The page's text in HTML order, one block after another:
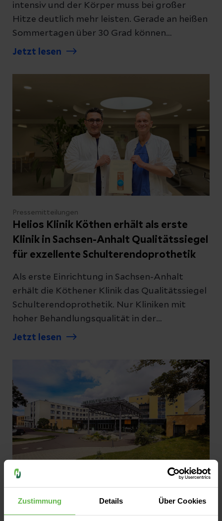
Zustimmung Details Über Cookies
intensiv und der Körper muss bei großer
Hitze deutlich mehr leisten. Gerade an heißen
Sommertagen über 30 Grad können
Kreislaufprobleme, Erschöpfung oder sogar
auftreten. Auch in der Helios Klinik Köthen
werden bei hohen Temperaturen
Patient:innen mit hitzebedingten Symptomen
medizinisch versorgt. Welche Warnzeichen
ernst zu nehmen sind und wie unser Körper
bei heißen Sommertagen unterstützt werden
kann, erklärt Dr. med. Marco Polo Peich,
Chefarzt des Notfallzentrums der Helios
Klinik Köthen.
Jetzt lesen
Pressemitteilungen
Helios Klinik Köthen erhält als erste
Klinik in Sachsen-Anhalt Qualitätssiegel
für exzellente Schulterendoprothetik
Als erste Einrichtung in Sachsen-Anhalt
erhält die Köthener Klinik das Qualitätssiegel
Schulterendoprothetik. Nur Kliniken mit
hoher Behandlungsqualität in der
Schulterendoprothetik dürfen das Bronze-
Jetzt lesen
Pressemitteilungen